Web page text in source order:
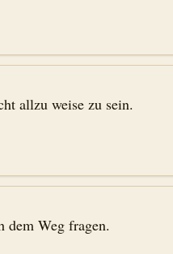
allzu weise zu sein.
dem Weg fragen.